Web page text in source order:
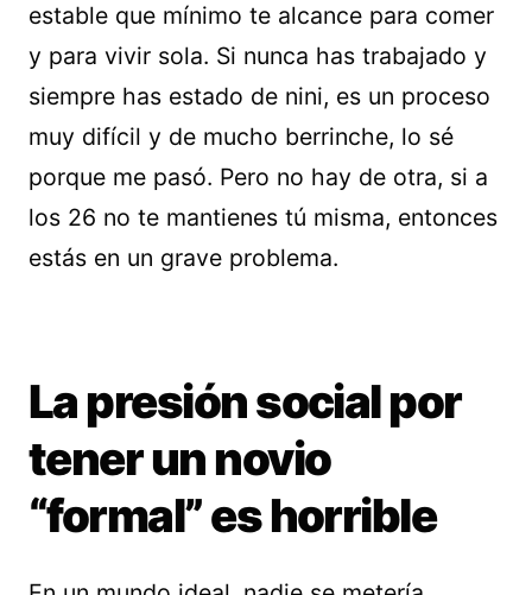
estable que mínimo te alcance para comer
y para vivir sola. Si nunca has trabajado y
siempre has estado de nini, es un proceso
muy difícil y de mucho berrinche, lo sé
porque me pasó. Pero no hay de otra, si a
los 26 no te mantienes tú misma, entonces
estás en un grave problema.
La presión social por
tener un novio
“formal” es horrible